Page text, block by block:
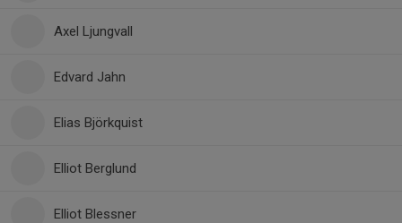
Axel Ljungvall
Edvard Jahn
Elias Björkquist
Elliot Berglund
Elliot Blessner